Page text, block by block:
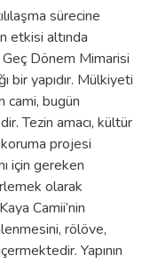
sürecine
etkisi altında
Geç Dönem Mimarisi
bir yapıdır. Mülkiyeti
cami, bugün
Tezin amacı, kültür
projesi
için gereken
olarak
Camii’nin
rölöve,
Yapının